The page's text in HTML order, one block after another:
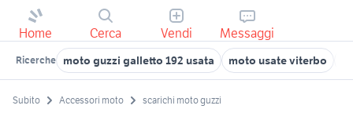
Home Cerca Vendi Messaggi
Ricerche moto guzzi galletto 192 usata moto usate viterbo
Subito Accessori moto scarichi moto guzzi